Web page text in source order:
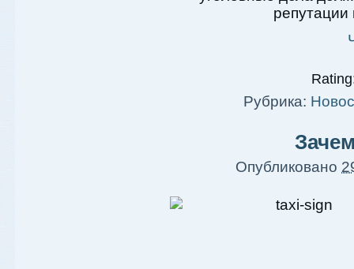
репутации
Рубрика:
Опубликовано